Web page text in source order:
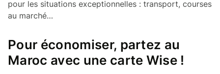
pour les situations exceptionnelles : transport, courses
au marché…
Pour économiser, partez au
Maroc avec une carte Wise !